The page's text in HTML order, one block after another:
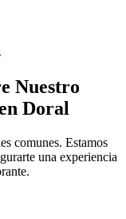
Nuestro
Doral
comunes. Estamos
una experiencia